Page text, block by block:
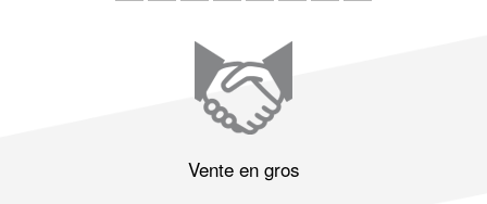
Vente en gros